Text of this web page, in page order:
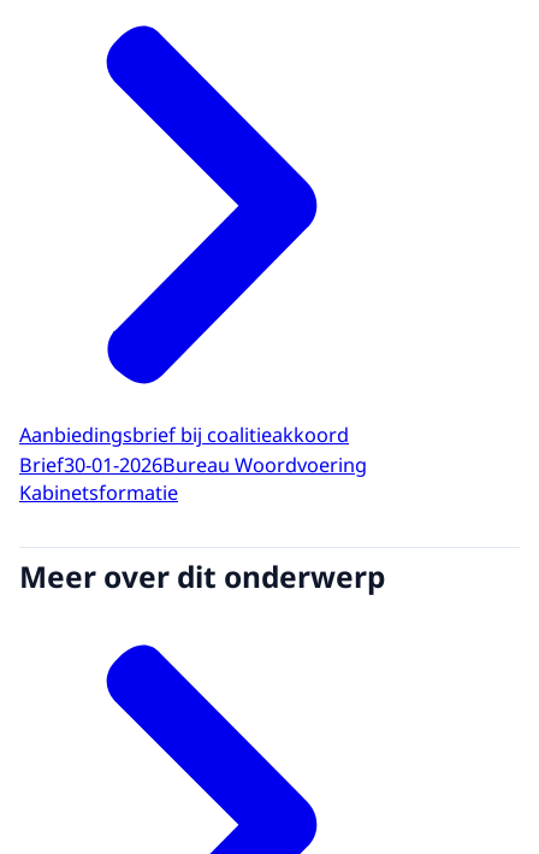
Aanbiedingsbrief bij coalitieakkoord
Brief30-01-2026Bureau Woordvoering
Kabinetsformatie
Meer over dit onderwerp